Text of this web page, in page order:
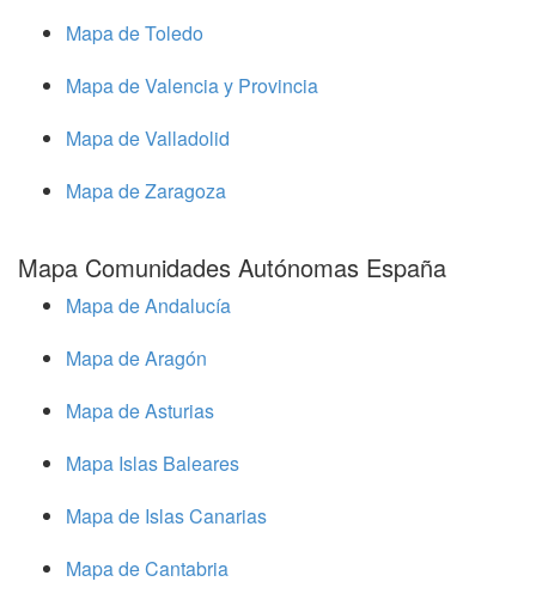
Mapa de Toledo
Mapa de Valencia y Provincia
Mapa de Valladolid
Mapa de Zaragoza
Mapa Comunidades Autónomas España
Mapa de Andalucía
Mapa de Aragón
Mapa de Asturias
Mapa Islas Baleares
Mapa de Islas Canarias
Mapa de Cantabria